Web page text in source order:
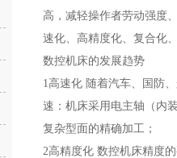
高，减轻操作者劳动强度
速化、高精度化、复合化
数控机床的发展趋势
1高速化 随着汽车、国防
速：机床采用电主轴（内
复杂型面的精确加工；
2高精度化 数控机床精度